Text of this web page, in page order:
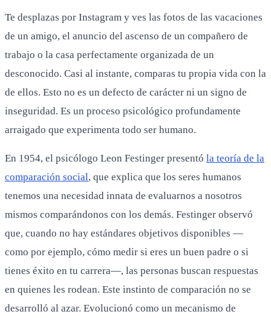
Te desplazas por Instagram y ves las fotos de las vacaciones
de un amigo, el anuncio del ascenso de un compañero de
trabajo o la casa perfectamente organizada de un
desconocido. Casi al instante, comparas tu propia vida con la
de ellos. Esto no es un defecto de carácter ni un signo de
inseguridad. Es un proceso psicológico profundamente
arraigado que experimenta todo ser humano.
En 1954, el psicólogo Leon Festinger presentó la teoría de la
comparación social, que explica que los seres humanos
tenemos una necesidad innata de evaluarnos a nosotros
mismos comparándonos con los demás. Festinger observó
que, cuando no hay estándares objetivos disponibles —
como por ejemplo, cómo medir si eres un buen padre o si
tienes éxito en tu carrera—, las personas buscan respuestas
en quienes les rodean. Este instinto de comparación no se
desarrolló al azar. Evolucionó como un mecanismo de